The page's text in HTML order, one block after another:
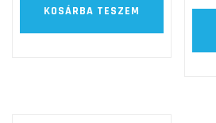
KOSÁRBA TESZEM